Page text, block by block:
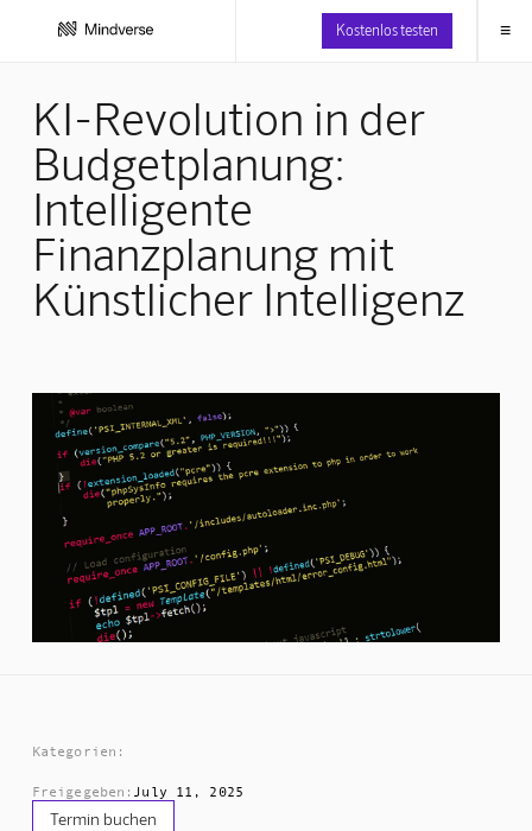
Kostenlos testen ≡
KI-Revolution in der
Budgetplanung:
Intelligente
Finanzplanung mit
Künstlicher Intelligenz
Kategorien:
Freigegeben: July 11, 2025
Termin buchen